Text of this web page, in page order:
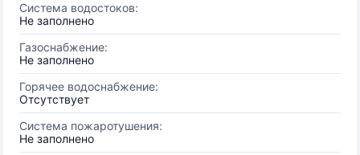
Система водостоков:
Не заполнено
Газоснабжение:
Не заполнено
Горячее водоснабжение:
Отсутствует
Система пожаротушения:
Не заполнено